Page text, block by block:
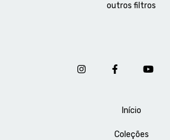
outros filtros
Início
Coleções